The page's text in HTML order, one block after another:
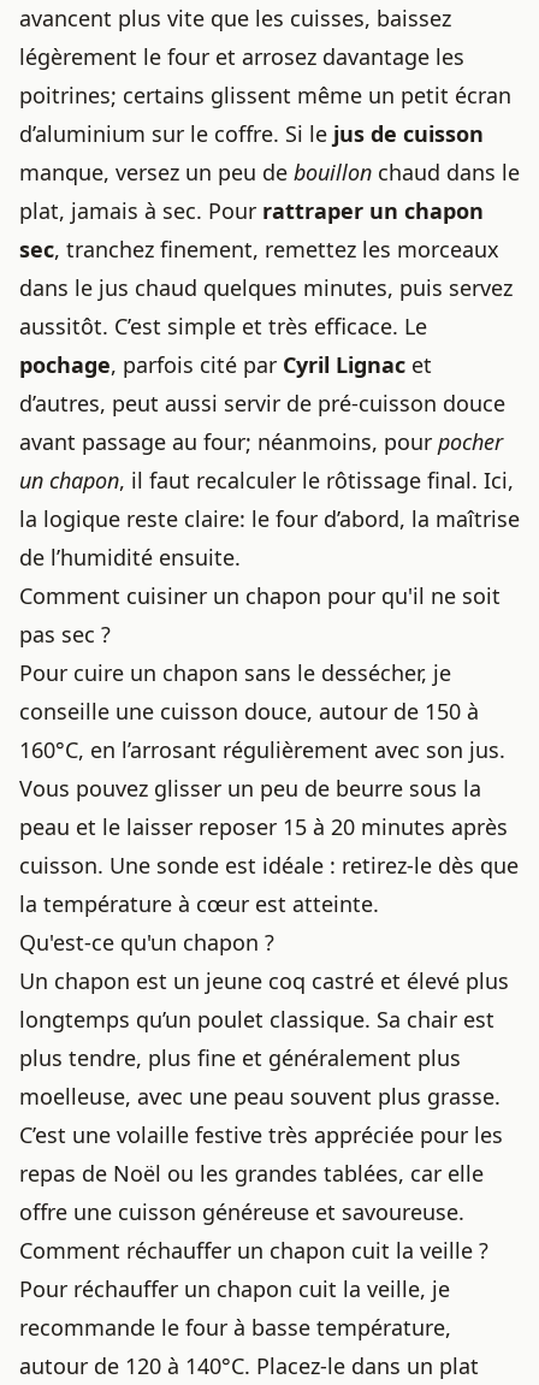
avancent plus vite que les cuisses, baissez
légèrement le four et arrosez davantage les
poitrines; certains glissent même un petit écran
d’aluminium sur le coffre. Si le jus de cuisson
manque, versez un peu de bouillon chaud dans le
plat, jamais à sec. Pour rattraper un chapon
sec, tranchez finement, remettez les morceaux
dans le jus chaud quelques minutes, puis servez
aussitôt. C’est simple et très efficace. Le
pochage, parfois cité par Cyril Lignac et
d’autres, peut aussi servir de pré-cuisson douce
avant passage au four; néanmoins, pour pocher
un chapon, il faut recalculer le rôtissage final. Ici,
la logique reste claire: le four d’abord, la maîtrise
de l’humidité ensuite.
Comment cuisiner un chapon pour qu'il ne soit
pas sec ?
Pour cuire un chapon sans le dessécher, je
conseille une cuisson douce, autour de 150 à
160°C, en l’arrosant régulièrement avec son jus.
Vous pouvez glisser un peu de beurre sous la
peau et le laisser reposer 15 à 20 minutes après
cuisson. Une sonde est idéale : retirez-le dès que
la température à cœur est atteinte.
Qu'est-ce qu'un chapon ?
Un chapon est un jeune coq castré et élevé plus
longtemps qu’un poulet classique. Sa chair est
plus tendre, plus fine et généralement plus
moelleuse, avec une peau souvent plus grasse.
C’est une volaille festive très appréciée pour les
repas de Noël ou les grandes tablées, car elle
offre une cuisson généreuse et savoureuse.
Comment réchauffer un chapon cuit la veille ?
Pour réchauffer un chapon cuit la veille, je
recommande le four à basse température,
autour de 120 à 140°C. Placez-le dans un plat